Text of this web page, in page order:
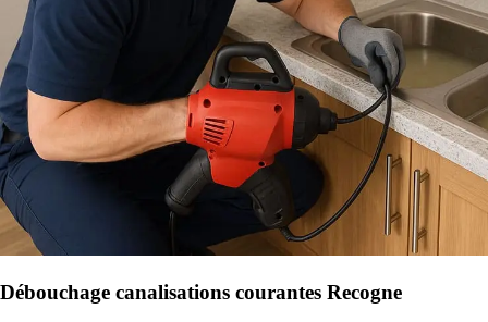
Débouchage canalisations courantes Recogne